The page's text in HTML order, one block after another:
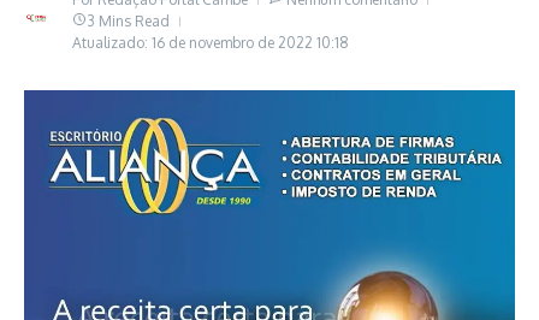
3 Mins Read
Atualizado: 16 de novembro de 2022 10:18